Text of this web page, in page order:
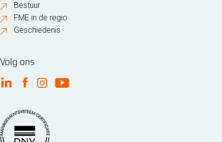
Bestuur
FME in de regio
Geschiedenis
Volg ons
FME Linkedin
FME Facebook
FME Instagram
FME Youtube